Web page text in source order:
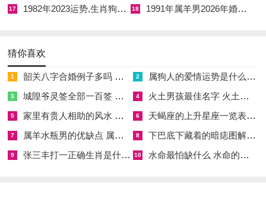
东，属兔者忌用，入宅得此吉日之助，主邻舍与睦、贵人频出，
阳历2026年6月7日，农历五月初四，干支丙辰。此日值金匮黄
道吉日，金匮主财富收藏与不散之象。辰土为水库，能蓄水润局
以制丙午流年之火炎，若宅主八字喜水喜土，此日入宅可谓吉上
加吉；冲煞在狗，煞在南方，属狗者不宜；辰为龙之支，属龙者
于此日入宅，得辰辰自刑？非也，乃辰与流年午火暗合，有龙马
精神之寓意，主事业腾达、财源稳固。
17 1982年2023运势,生肖狗1982年2023运势 18 1991年属羊男2026年婚姻运势 1991年属羊男2026年感情运如何
猜你喜欢
1 韶关八字合婚例子多吗 韶关八字测风水 2 属狗人的爱情运势是什么意思 属狗的人爱情观
3 城隍爷灵签全部一百签 城隍爷灵签解签大全 4 火土男孩最佳名字 火土属性的字男孩名字有哪些
5 家里有贵人相助的风水 家里有贵人是什么意思 6 天蝎座的上升星座一览表 天蝎座的上升星座查询
7 属羊水瓶男的优缺点 属羊水瓶座男生性格爱情观 8 下巴底下藏着的暗痣图解 下巴尖底下有痣代表什么
9 张三丰打一正确生肖是什么意思 张三丰是指什么生肖 10 水命最怕缺什么 水命的人忌什么